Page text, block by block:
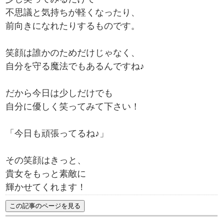
不思議と気持ちが軽くなったり、
前向きになれたりするものです。
笑顔は誰かのためだけじゃなく、
自分を守る魔法でもあるんですね♪
だから今日は少しだけでも
自分に優しく笑ってみて下さい！
「今日も頑張ってるね♪」
その笑顔はきっと、
貴女をもっと素敵に
輝かせてくれます！